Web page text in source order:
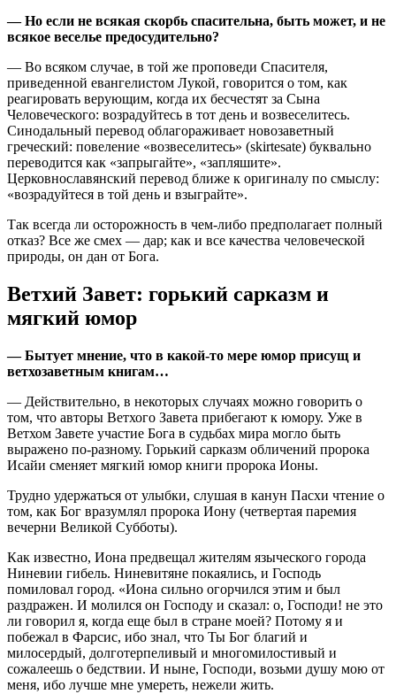
— Но если не всякая скорбь спасительна, быть может, и не
всякое веселье предосудительно?
— Во всяком случае, в той же проповеди Спасителя,
приведенной евангелистом Лукой, говорится о том, как
реагировать верующим, когда их бесчестят за Сына
Человеческого: возрадуйтесь в тот день и возвеселитесь.
Синодальный перевод облагораживает новозаветный
греческий: повеление «возвеселитесь» (skirtesate) буквально
переводится как «запрыгайте», «запляшите».
Церковнославянский перевод ближе к оригиналу по смыслу:
«возрадуйтеся в той день и взыграйте».
Так всегда ли осторожность в чем-либо предполагает полный
отказ? Все же смех — дар; как и все качества человеческой
природы, он дан от Бога.
Ветхий Завет: горький сарказм и
мягкий юмор
— Бытует мнение, что в какой-то мере юмор присущ и
ветхозаветным книгам…
— Действительно, в некоторых случаях можно говорить о
том, что авторы Ветхого Завета прибегают к юмору. Уже в
Ветхом Завете участие Бога в судьбах мира могло быть
выражено по-разному. Горький сарказм обличений пророка
Исайи сменяет мягкий юмор книги пророка Ионы.
Трудно удержаться от улыбки, слушая в канун Пасхи чтение о
том, как Бог вразумлял пророка Иону (четвертая паремия
вечерни Великой Субботы).
Как известно, Иона предвещал жителям языческого города
Ниневии гибель. Ниневитяне покаялись, и Господь
помиловал город. «Иона сильно огорчился этим и был
раздражен. И молился он Господу и сказал: о, Господи! не это
ли говорил я, когда еще был в стране моей? Потому я и
побежал в Фарсис, ибо знал, что Ты Бог благий и
милосердый, долготерпеливый и многомилостивый и
сожалеешь о бедствии. И ныне, Господи, возьми душу мою от
меня, ибо лучше мне умереть, нежели жить.